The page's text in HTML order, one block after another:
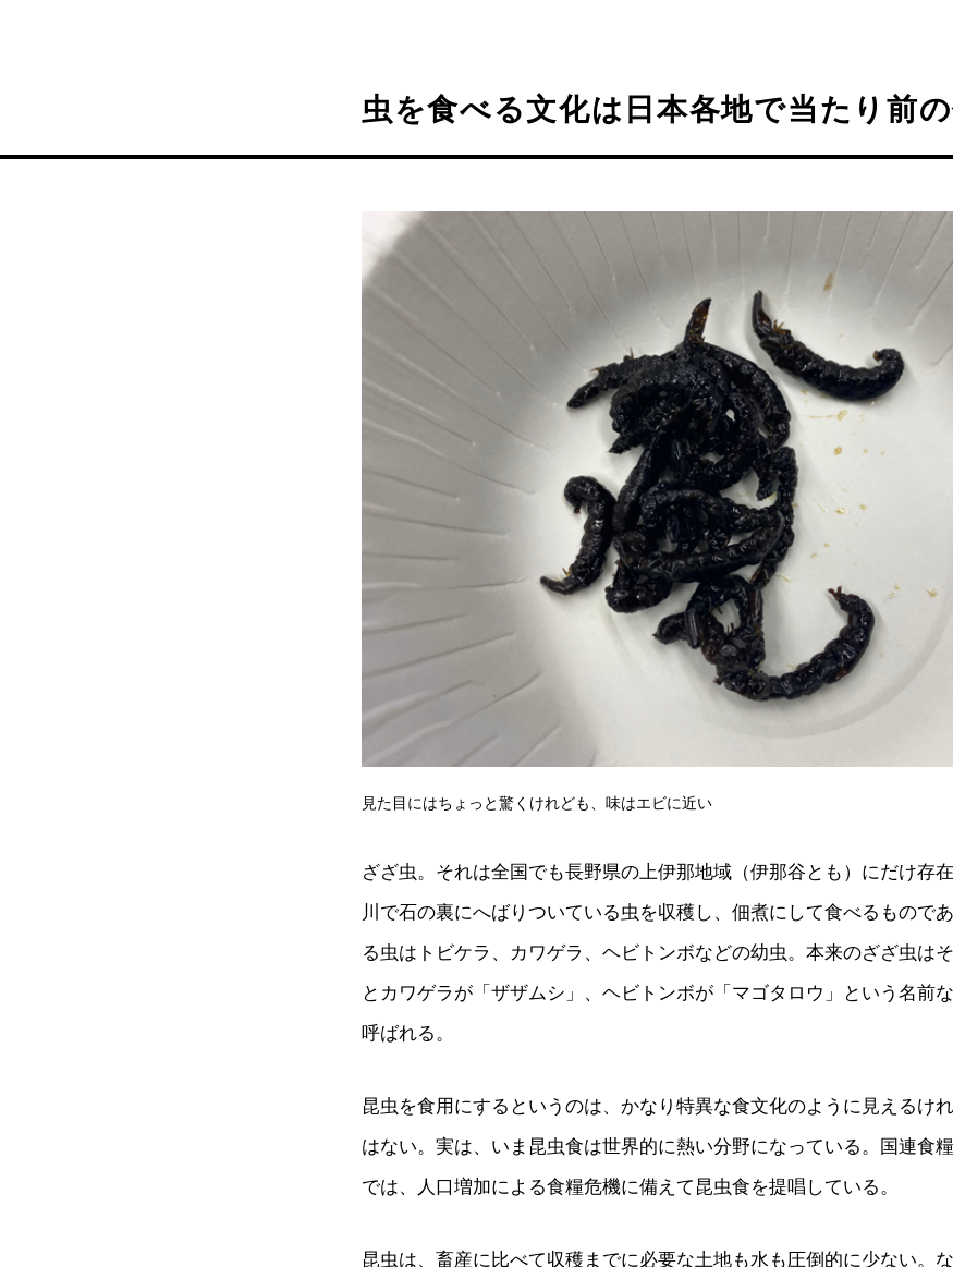
虫を食べる文化は日本各地で当たり前
見た目にはちょっと驚くけれども、味はエビに近い
ざざ虫。それは全国でも長野県の上伊那地域（伊那谷とも）にだけ存
川で石の裏にへばりついている虫を収穫し、佃煮にして食べるもので
る虫はトビケラ、カワゲラ、ヘビトンボなどの幼虫。本来のざざ虫は
とカワゲラが「ザザムシ」、ヘビトンボが「マゴタロウ」という名前
呼ばれる。
昆虫を食用にするというのは、かなり特異な食文化のように見えるけ
はない。実は、いま昆虫食は世界的に熱い分野になっている。国連食糧
では、人口増加による食糧危機に備えて昆虫食を提唱している。
昆虫は、畜産に比べて収穫までに必要な土地も水も圧倒的に少ない。